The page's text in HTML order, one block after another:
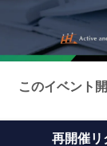
このイベント
再開催リ